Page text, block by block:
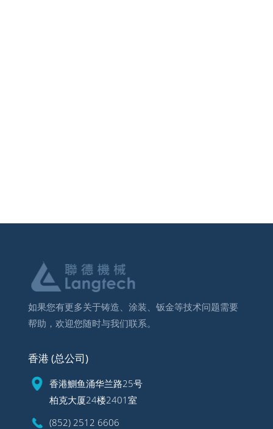
如果您有更多关于铸造、涂装、钣金等技术问题需要
帮助，欢迎您随时与我们联系。
香港 (总公司)
香港鰂鱼涌华兰路25号
柏克大厦24楼2401室
(852) 2512 6606